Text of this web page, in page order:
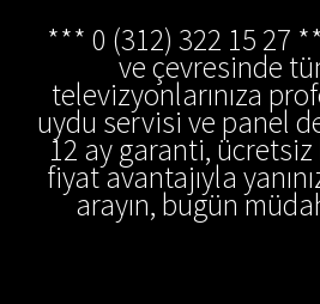
*** 0 (312) 322 15 27
ve çevresinde
televizyonlarınıza
uydu servisi ve panel
12 ay garanti,
fiyat avantajıyla
arayın, bugün